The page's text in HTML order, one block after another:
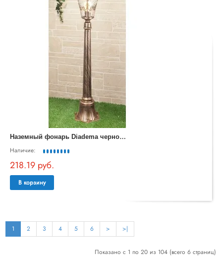
Н
аземный фонарь Diadema черное золото GLYF-8046F
Наличие:
218.19 руб.
В корзину
1 2 3 4 5 6 > >|
Показано с 1 по 20 из 104 (всего 6 страниц)